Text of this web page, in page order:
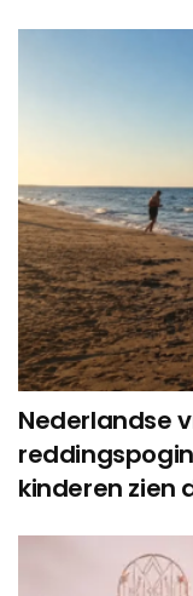
Nederlandse
kinderen zien